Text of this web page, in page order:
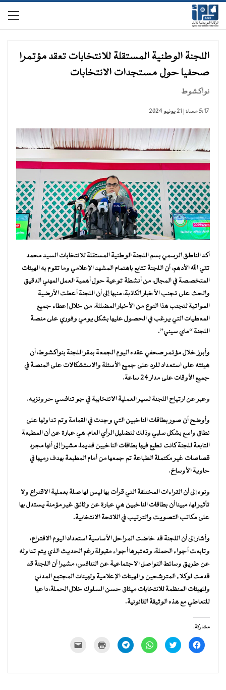
اللجنة الوطنية المستقلة للانتخابات تعقد مؤتمرا
صحفيا حول مستجدات الانتخابات
نواكشوط
5:17 مساءً | 21 يونيو 2024
أكد الناطق الرسمي بسم اللجنة الوطنية المستقلة للانتخابات السيد محمد
تقي الله الأدهم، أن اللجنة تتابع باهتمام المشهد الإعلامي وما تقوم به الهيئات
المتخصصة في المجال، من أنشطة توعية حول أهمية العمل المهني الدقيق
والحث على تجنب الأخبار الكاذبة، منبها إلى أن اللجنة أعطت الأرضية
المواتية لتجنب هذا النوع من الأخبار المضللة، من خلال إعطاء جميع
المعطيات التي يرغب في الحصول عليها بشكل يومي وفوري على منصة
اللجنة “ماي سيني”.
وأبرز خلال مؤتمر صحفي عقده اليوم الجمعة بمقر اللجنة بنواكشوط، أن
هيئته على استعداد للرد على جميع الأسئلة والاستشكالات على المنصة في
جميع الأوقات على مدار 24 ساعة.
وعبر عن ارتياح اللجنة لسير العملية الانتخابية في جو تنافسي حر ونزيه.
وأوضح أن صور بطاقات الناخبين التي وجدت في القمامة وتم تداولها على
نطاق واسع بشكل سلبي وذلك لتضليل الرأي العام، هي عبارة عن أن المطبعة
التابعة للجنة كانت تطبع فيها بطاقات الناخبين قديما، مشيرا إلى أنها مجرد
قصاصات غير مكتملة الطباعة تم جمعها من أمام المطبعة بهدف رميها في
حاوية الأوساخ.
ونوه إلى أن القراءات المختلفة التي قرأت بها ليس لها صلة بعملية الاقتراع ولا
تأثير لها، مبينا أن بطاقات الناخبين هي عبارة عن وثائق غير مؤمنة يستدل بها
على مكاتب التصويت والترتيب في اللائحة الانتخابية.
وأشار إلى أن اللجنة قد خاضت المراحل الأساسية استعدادا ليوم الاقتراع،
وتابعت أجواء الحملة، وتعتبرها أجواء مقبولة رغم الحديث الذي يتم تداوله
عن طريق وسائط التواصل الاجتماعية عن التنافس، مشيرا أن اللجنة قد
قدمت لوكلاء المترشحين و الهيئات الإعلامية ولهيئات المجتمع المدني
وللهيئات المنظمة للانتخابات ميثاق حسن السلوك خلال الحملة، داعيا
للتعاطي مع هذه الوثيقة القانونية.
مشاركة:
انقر
للمشاركة
في
اضغط
للمشاركة
في
انقر
للمشاركة
في
انقر
للمشاركة
في
للطباعة
جديدة) الإلكتروني